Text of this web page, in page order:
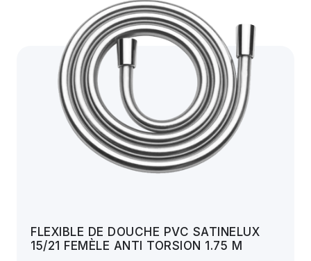
FLEXIBLE DE DOUCHE PVC SATINELUX
15/21 FEMÈLE ANTI TORSION 1.75 M